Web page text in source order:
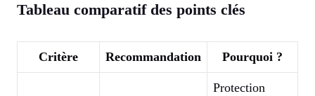
Tableau comparatif des points clés
Critère Recommandation Pourquoi ?
Protection